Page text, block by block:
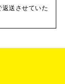
送させていた